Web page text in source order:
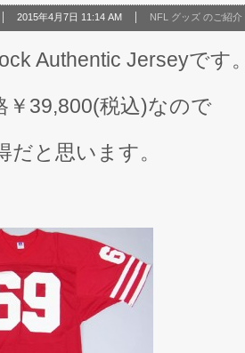
2015年4月7日 11:14 AM NFL グッズ のご紹介
Authentic Jerseyです
￥39,800(税込)なので
だと思います。